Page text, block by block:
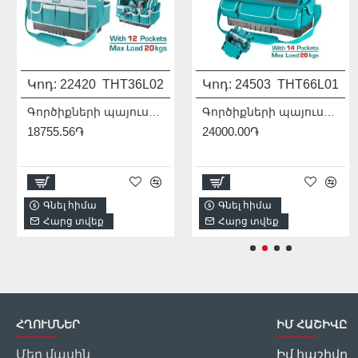
Կոդ: 22420 THT36L02
18755.56֏
Գնել հիմա
Հարց տվեք
Կոդ: 24503 THT66L01
24000.00֏
Գնել հիմա
Հարց տվեք
Մոդել: THDIS12222L
1/2
Գնել հիմա
Հարց տվեք
ՀՂՈՒՄՆԵՐ
Մեր մասին
ԻՄ ՀԱՇԻՎԸ
Իմ հաշիվը